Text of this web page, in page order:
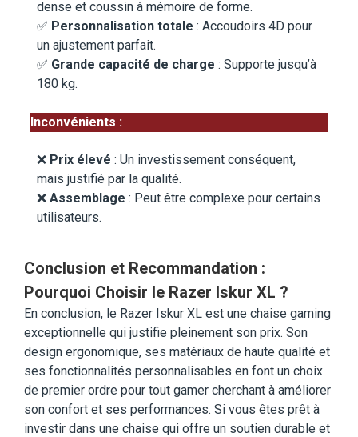
dense et coussin à mémoire de forme.
✅ Personnalisation totale : Accoudoirs 4D pour
un ajustement parfait.
✅ Grande capacité de charge : Supporte jusqu’à
180 kg.
Inconvénients :
❌ Prix élevé : Un investissement conséquent,
mais justifié par la qualité.
❌ Assemblage : Peut être complexe pour certains
utilisateurs.
Conclusion et Recommandation :
Pourquoi Choisir le Razer Iskur XL ?
En conclusion, le Razer Iskur XL est une chaise gaming
exceptionnelle qui justifie pleinement son prix. Son
design ergonomique, ses matériaux de haute qualité et
ses fonctionnalités personnalisables en font un choix
de premier ordre pour tout gamer cherchant à améliorer
son confort et ses performances. Si vous êtes prêt à
investir dans une chaise qui offre un soutien durable et